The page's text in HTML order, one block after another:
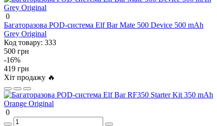
0
Багаторазова POD-система Elf Bar Mate 500 Device 500 mAh
Grey Original
Код товару: 333
500 грн
-16%
419 грн
Хіт продажу 🔥
0